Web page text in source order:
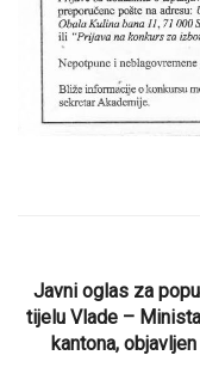
Javni oglas za
tijelu Vlade –
kantona,